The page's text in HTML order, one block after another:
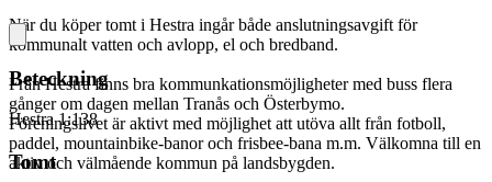
När du köper tomt i Hestra ingår både anslutningsavgift för
kommunalt vatten och avlopp, el och bredband.
Från Hestra finns bra kommunkationsmöjligheter med buss flera
gånger om dagen mellan Tranås och Österbymo.
Föreningslivet är aktivt med möjlighet att utöva allt från fotboll,
paddel, mountainbike-banor och frisbee-bana m.m. Välkomna till en
aktiv och välmående kommun på landsbygden.
Beteckning
Hestra 1:138
Tomt